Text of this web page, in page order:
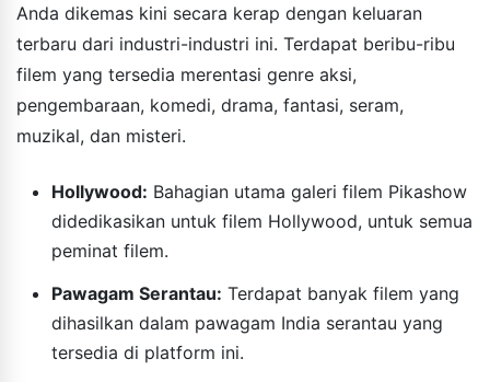
Anda dikemas kini secara kerap dengan keluaran
terbaru dari industri-industri ini. Terdapat beribu-ribu
filem yang tersedia merentasi genre aksi,
pengembaraan, komedi, drama, fantasi, seram,
muzikal, dan misteri.
Hollywood: Bahagian utama galeri filem Pikashow
didedikasikan untuk filem Hollywood, untuk semua
peminat filem.
Pawagam Serantau: Terdapat banyak filem yang
dihasilkan dalam pawagam India serantau yang
tersedia di platform ini.